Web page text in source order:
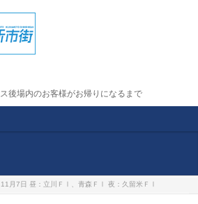
後場内のお客様がお帰りになるまで
11月7日 昼：立川ＦⅠ、青森ＦⅠ 夜：久留米ＦⅠ